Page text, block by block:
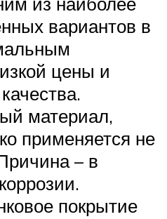
вариантов в
цены и
материал,
применяется не
– в
покрытие